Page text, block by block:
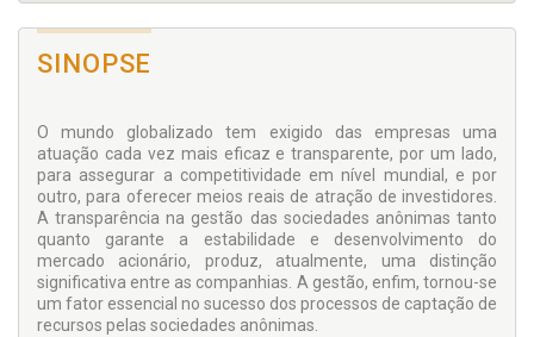
SINOPSE
O mundo globalizado tem exigido das empresas uma
atuação cada vez mais eficaz e transparente, por um lado,
para assegurar a competitividade em nível mun­dial, e por
outro, para oferecer meios reais de atração de investidores.
A transparência na gestão das socie­dades anônimas tanto
quanto garante a estabilidade e desenvolvimento do
mercado acionário, produz, atualmente, uma distinção
significativa entre as com­panhias. A gestão, enfim, tornou-se
um fator essencial no sucesso dos processos de captação de
recursos pe­las sociedades anônimas.